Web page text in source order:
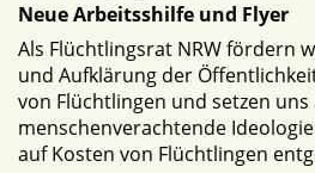
Neue Arbeitsshilfe und Flyer
Als Flüchtlingsrat NRW fördern
und Aufklärung der
von Flüchtlingen und setzen uns
menschenverachtende
auf Kosten von Flüchtlingen